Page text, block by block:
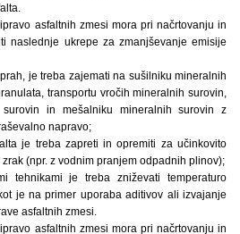
asfaltnih zmesi mora pri načrtovanju in
naslednje ukrepe za zmanjševanje emisije
je treba zajemati na sušilniku mineralnih
transportu vročih mineralnih surovin,
in mešalniku mineralnih surovin z
napravo;
je treba zapreti in opremiti za učinkovito
(npr. z vodnim pranjem odpadnih plinov);
tehnikami je treba zniževati temperaturo
je na primer uporaba aditivov ali izvajanje
asfaltnih zmesi.
asfaltnih zmesi mora pri načrtovanju in